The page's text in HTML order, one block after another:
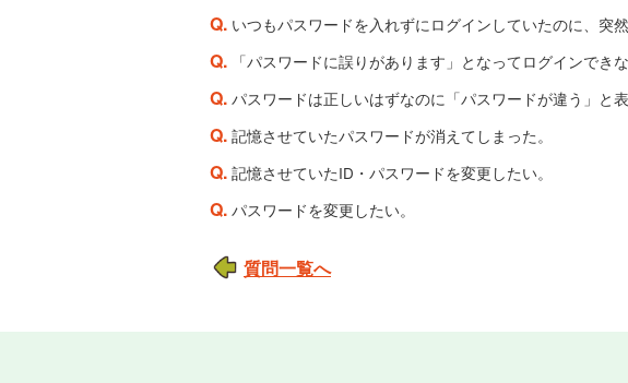
Q. いつもパスワードを入れずにログインしていたのに、突
Q. 「パスワードに誤りがあります」となってログインできな
Q. パスワードは正しいはずなのに「パスワードが違う」と表
Q. 記憶させていたパスワードが消えてしまった。
Q. 記憶させていたID・パスワードを変更したい。
Q. パスワードを変更したい。
質問一覧へ